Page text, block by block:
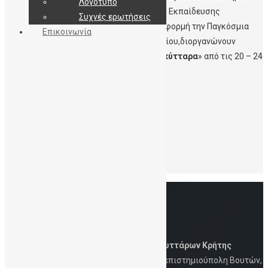
Κρήτης και τη Διεύθυνση Δευτεροβάθμιας Εκπαίδευσης
Περιφερειακής Ενότητας Ηρακλείου, με αφορμή την Παγκόσμια
ημέρα Ομφαλικού Αίματος τη 15η Νοεμβρίου,διοργανώνουν
Εβδομάδα Ενημέρωσης για τα Βλαστοκύτταρα» από τις 20 – 24
Δημόσια Τράπεζα Ομφαλικών Βλαστοκυττάρων Κρήτης
Iατρική Σχολή, Πανεπιστήμιο Κρήτης, Πανεπιστημιούπολη Βουτών,
Συχνές ερωτήσεις
Επικοινωνία